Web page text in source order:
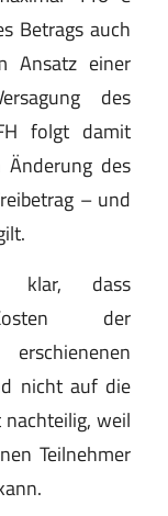
Betrags auch
Ansatz einer
des
folgt damit
Änderung des
– und
klar, dass
der
nicht auf die
weil
Teilnehmer